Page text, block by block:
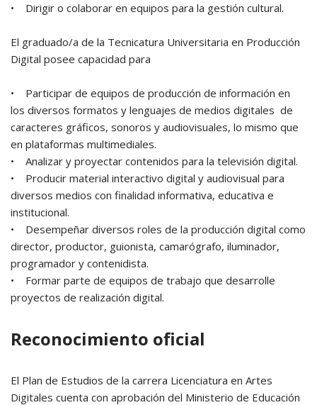
• Dirigir o colaborar en equipos para la gestión cultural.
El graduado/a de la Tecnicatura Universitaria en Producción
Digital posee capacidad para
• Participar de equipos de producción de información en
los diversos formatos y lenguajes de medios digitales de
caracteres gráficos, sonoros y audiovisuales, lo mismo que
en plataformas multimediales.
• Analizar y proyectar contenidos para la televisión digital.
• Producir material interactivo digital y audiovisual para
diversos medios con finalidad informativa, educativa e
institucional.
• Desempeñar diversos roles de la producción digital como
director, productor, guionista, camarógrafo, iluminador,
programador y contenidista.
• Formar parte de equipos de trabajo que desarrolle
proyectos de realización digital.
Reconocimiento oficial
El Plan de Estudios de la carrera Licenciatura en Artes
Digitales cuenta con aprobación del Ministerio de Educación